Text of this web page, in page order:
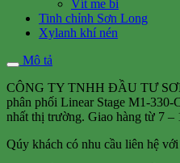
Vít me bi
Tinh chỉnh Sơn Long
Xylanh khí nén
Mô tả
CÔNG TY TNHH ĐẦU TƯ
phân phối Linear Stage M1-
nhất thị trường. Giao hàng từ 7 –
Qúy khách có nhu cầu liên hệ